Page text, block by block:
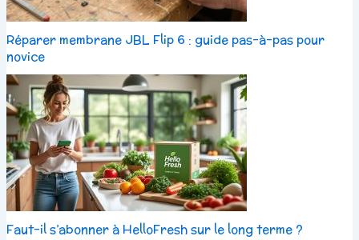
Réparer membrane JBL Flip 6 : guide pas-à-pas pour
novice
Faut-il s’abonner à HelloFresh sur le long terme ?